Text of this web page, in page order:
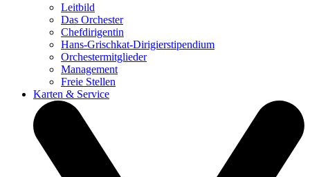
Leitbild
Das Orchester
Chefdirigentin
Hans-Grischkat-Dirigierstipendium
Orchestermitglieder
Management
Freie Stellen
Karten & Service